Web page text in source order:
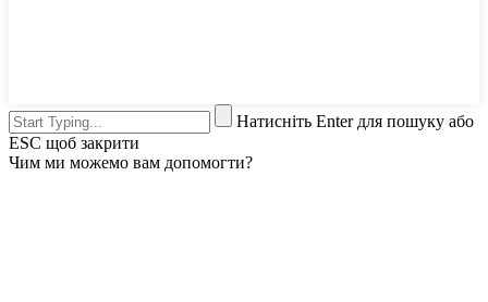
Натисніть Enter для пошуку або
ESC щоб закрити
Чим ми можемо вам допомогти?